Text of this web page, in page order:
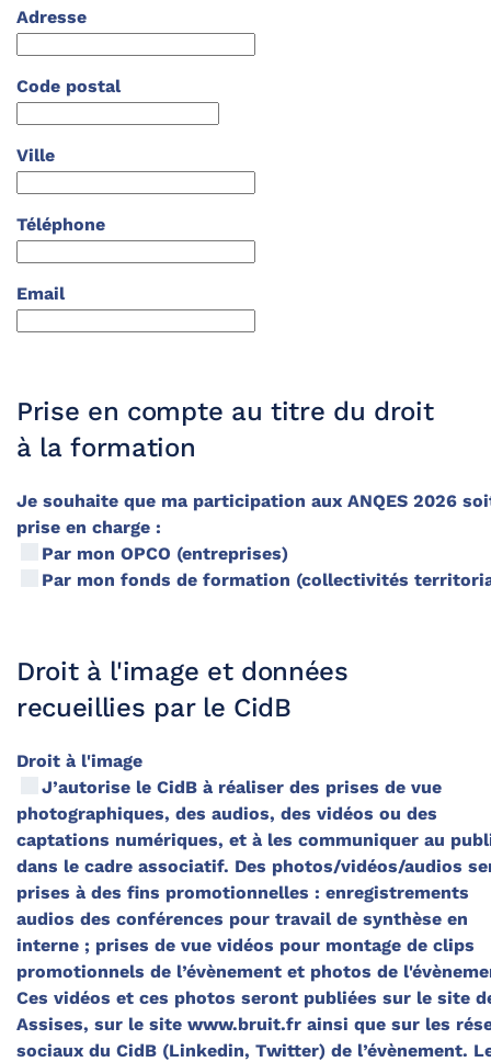
Adresse
Code postal
Ville
Téléphone
Email
Prise en compte au titre du droit
à la formation
Je souhaite que ma participation aux ANQES 2026
prise en charge :
Par mon OPCO (entreprises)
Par mon fonds de formation (collectivités
Droit à l'image et données
recueillies par le CidB
Droit à l'image
J’autorise le CidB à réaliser des prises de vue
photographiques, des audios, des vidéos ou des
captations numériques, et à les communiquer au
dans le cadre associatif. Des photos/vidéos/audios
prises à des fins promotionnelles : enregistrements
audios des conférences pour travail de synthèse en
interne ; prises de vue vidéos pour montage de clips
promotionnels de l’évènement et photos de
Ces vidéos et ces photos seront publiées sur le site
Assises, sur le site www.bruit.fr ainsi que sur les
sociaux du CidB (Linkedin, Twitter) de l’évènement. Le